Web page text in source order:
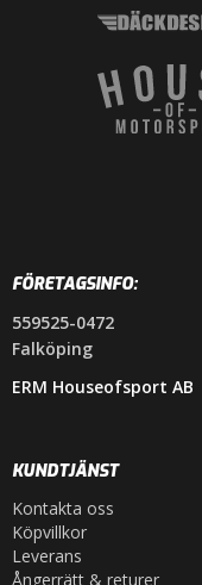
FÖRETAGSINFO:
559525-0472
Falköping
ERM Houseofsport AB
KUNDTJÄNST
Kontakta oss
Köpvillkor
Leverans
Ångerrätt & returer